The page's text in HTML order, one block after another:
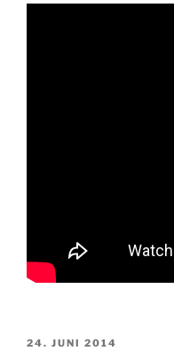
VERÖFFENTLICHT
24. JUNI 2014